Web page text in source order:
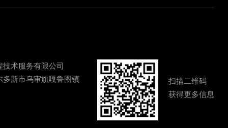
术服务有限公司
斯市乌审旗嘎鲁图镇
扫描二维码
获得更多信息